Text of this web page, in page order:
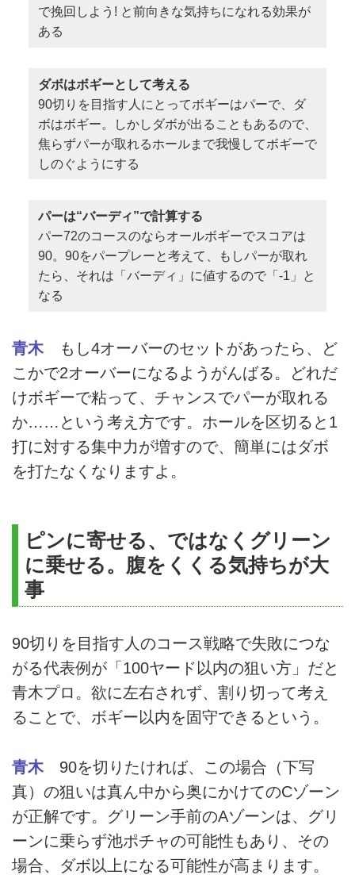
で挽回しよう! と前向きな気持ちになれる効果が
ある
ダボはボギーとして考える
90切りを目指す人にとってボギーはパーで、ダ
ボはボギー。しかしダボが出ることもあるので、
焦らずパーが取れるホールまで我慢してボギーで
しのぐようにする
パーは“バーディ”で計算する
パー72のコースのならオールボギーでスコアは
90。90をパープレーと考えて、もしパーが取れ
たら、それは「バーディ」に値するので「-1」と
なる
青木 もし4オーバーのセットがあったら、ど
こかで2オーバーになるようがんばる。どれだ
けボギーで粘って、チャンスでパーが取れる
か……という考え方です。ホールを区切ると1
打に対する集中力が増すので、簡単にはダボ
を打たなくなりますよ。
ピンに寄せる、ではなくグリーン
に乗せる。腹をくくる気持ちが大
事
90切りを目指す人のコース戦略で失敗につな
がる代表例が「100ヤード以内の狙い方」だと
青木プロ。欲に左右されず、割り切って考え
ることで、ボギー以内を固守できるという。
青木 90を切りたければ、この場合（下写
真）の狙いは真ん中から奥にかけてのCゾーン
が正解です。グリーン手前のAゾーンは、グリ
ーンに乗らず池ポチャの可能性もあり、その
場合、ダボ以上になる可能性が高まります。